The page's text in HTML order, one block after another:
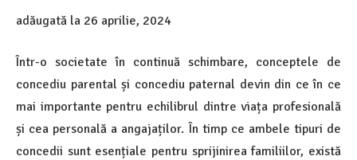
adăugată la 26 aprilie, 2024
Într-o societate în continuă schimbare, conceptele de
concediu parental și concediu paternal devin din ce în ce
mai importante pentru echilibrul dintre viața profesională
și cea personală a angajaților. În timp ce ambele tipuri de
concedii sunt esențiale pentru sprijinirea familiilor, există